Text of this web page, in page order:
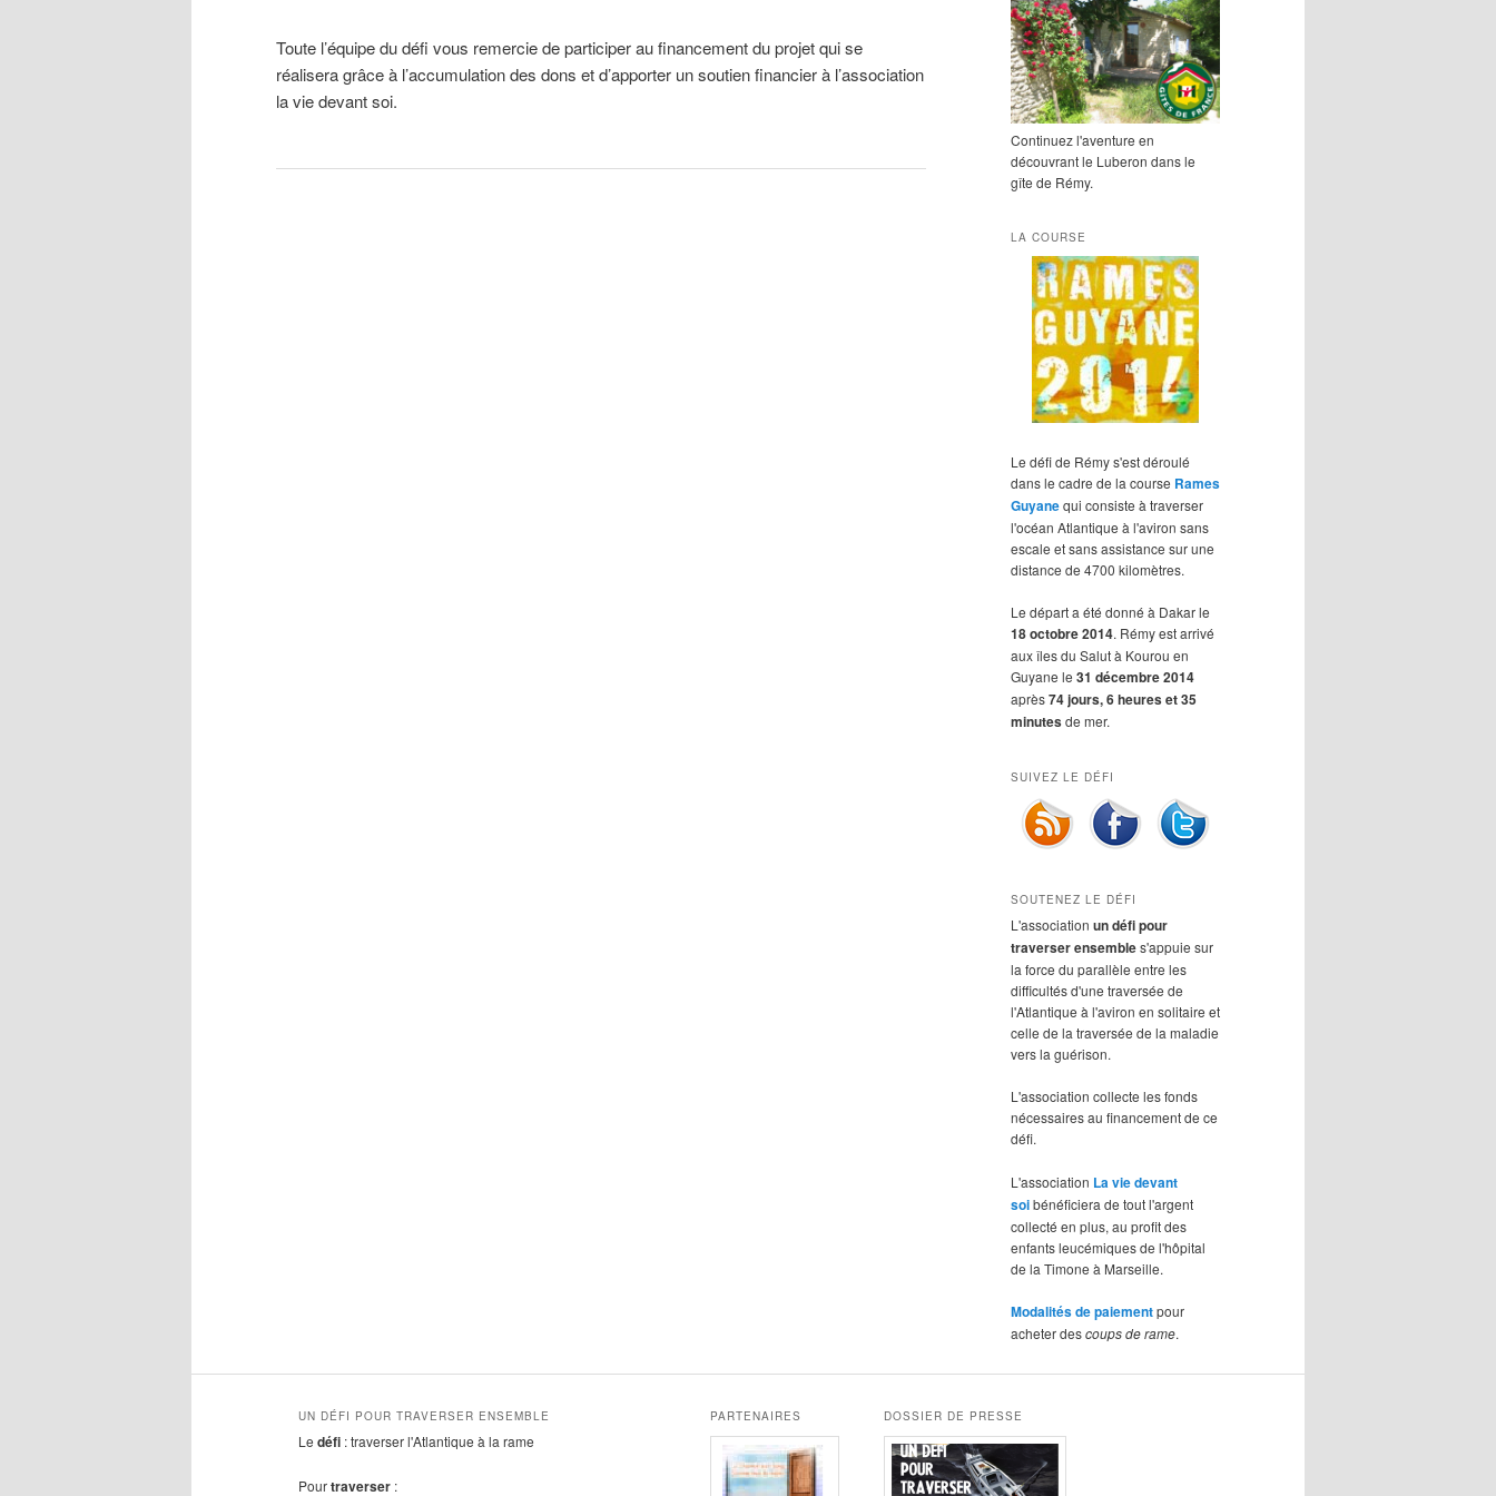
principal
secondaire
Toute l’équipe du défi vous remercie de participer au financement du projet qui se
réalisera grâce à l’accumulation des dons et d’apporter un soutien financier à l’association
la vie devant soi.
Continuez l'aventure en
découvrant le Luberon dans le
gîte de Rémy.
LA COURSE
Le défi de Rémy s'est déroulé
dans le cadre de la course Rames
Guyanequi consiste à traverser
l'océan Atlantique à l'aviron sans
escale et sans assistance sur une
distance de 4700 kilomètres.
Le départ a été donné à Dakar le
18 octobre 2014. Rémy est arrivé
aux îles du Salut à Kourou en
Guyane le 31 décembre 2014
après74 jours, 6 heures et 35
minutesde mer.
SUIVEZ LE DÉFI
SOUTENEZ LE DÉFI
L'association un défi pour
traverser ensembles'appuie sur
la force du parallèle entre les
difficultés d'une traversée de
l'Atlantique à l'aviron en solitaire et
celle de la traversée de la maladie
vers la guérison.
L'association collecte les fonds
nécessaires au financement de ce
défi.
L'association La vie devant
soibénéficiera de tout l'argent
collecté en plus, au profit des
enfants leucémiques de l'hôpital
de la Timone à Marseille.
Modalités de paiementpour
acheter descoups de rame.
UN DÉFI POUR TRAVERSER ENSEMBLE
Le défi : traverser l'Atlantique à la rame
Pourtraverser :
PARTENAIRES DOSSIER DE PRESSE